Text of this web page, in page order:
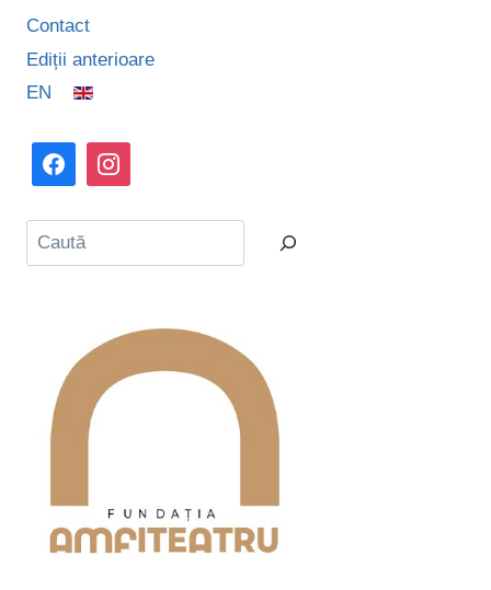
Contact
Ediții anterioare
EN
Caută